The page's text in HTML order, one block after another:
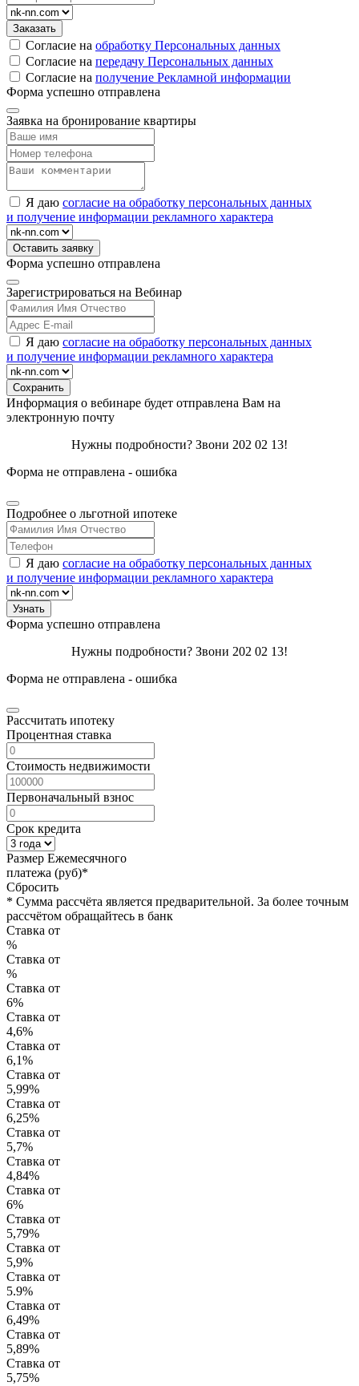
Согласие на обработку Персональных данных
Согласие на передачу Персональных данных
Согласие на получение Рекламной информации
Форма успешно отправлена
Заявка на бронирование квартиры
Я даю согласие на обработку персональных данных
и получение информации рекламного характера
Форма успешно отправлена
Зарегистрироваться на Вебинар
Я даю согласие на обработку персональных данных
и получение информации рекламного характера
Информация о вебинаре будет отправлена Вам на
электронную почту
Нужны подробности? Звони 202 02 13!
Форма не отправлена - ошибка
Подробнее о льготной ипотеке
Я даю согласие на обработку персональных данных
и получение информации рекламного характера
Форма успешно отправлена
Нужны подробности? Звони 202 02 13!
Форма не отправлена - ошибка
Рассчитать ипотеку
Процентная ставка
Стоимость недвижимости
Первоначальный взнос
Срок кредита
Размер Ежемесячного
платежа (руб)*
Сбросить
* Сумма рассчёта является предварительной. За более точным
рассчётом обращайтесь в банк
Ставка от
%
Ставка от
%
Ставка от
6%
Ставка от
4,6%
Ставка от
6,1%
Ставка от
5,99%
Ставка от
6,25%
Ставка от
5,7%
Ставка от
4,84%
Ставка от
6%
Ставка от
5,79%
Ставка от
5,9%
Ставка от
5.9%
Ставка от
6,49%
Ставка от
5,89%
Ставка от
5,75%